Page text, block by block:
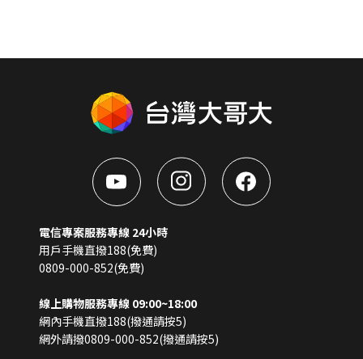
電信專案服務專線 24小時
用戶手機直撥188(免費)
0809-000-852(免費)
線上購物服務專線 09:00~18:00
網內手機直撥188(撥通請按5)
網外請撥0809-000-852(撥通請按5)